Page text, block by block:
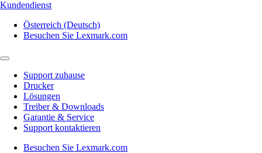
Kundendienst
Österreich (Deutsch)
Besuchen Sie Lexmark.com
Support zuhause
Drucker
Lösungen
Treiber & Downloads
Garantie & Service
Support kontaktieren
Besuchen Sie Lexmark.com